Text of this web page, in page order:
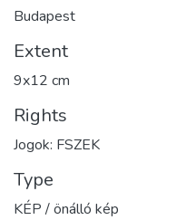
Budapest
Extent
9x12 cm
Rights
Jogok: FSZEK
Type
KÉP / önálló kép